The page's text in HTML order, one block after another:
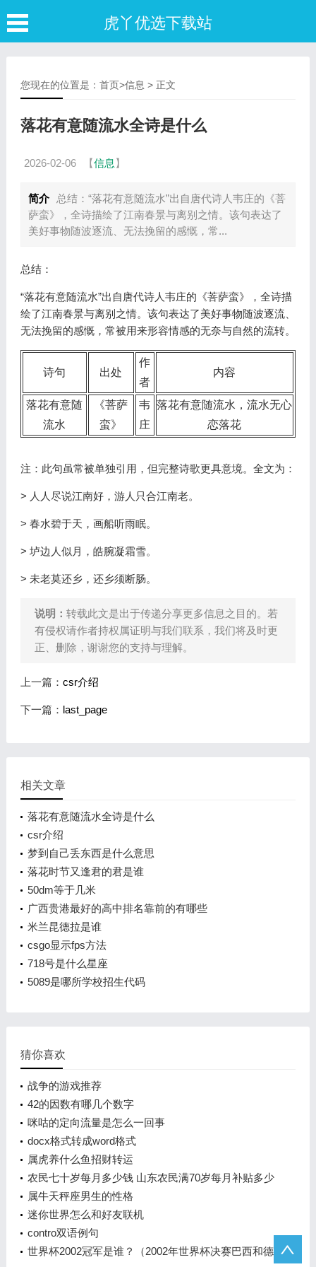
虎丫优选下载站
您现在的位置是： 首页>信息 > 正文
落花有意随流水全诗是什么
2026-02-06 【信息 】
简介
总结：“落花有意随流水”出自唐代诗人韦庄的《菩
萨蛮》，全诗描绘了江南春景与离别之情。该句表达了
美好事物随波逐流、无法挽留的感慨，常...
总结：
“落花有意随流水”出自唐代诗人韦庄的《菩萨蛮》，全诗描
绘了江南春景与离别之情。该句表达了美好事物随波逐流、
无法挽留的感慨，常被用来形容情感的无奈与自然的流转。
诗句 出处
作
者
内容
落花有意随
流水
《菩萨
蛮》
韦
庄
落花有意随流水，流水无心
恋落花
注：此句虽常被单独引用，但完整诗歌更具意境。全文为：
> 人人尽说江南好，游人只合江南老。
> 春水碧于天，画船听雨眠。
> 垆边人似月，皓腕凝霜雪。
> 未老莫还乡，还乡须断肠。
说明： 转载此文是出于传递分享更多信息之目的。若
有侵权请作者持权属证明与我们联系，我们将及时更
正、删除，谢谢您的支持与理解。
上一篇： csr介绍
下一篇： last_page
相关文章
落花有意随流水全诗是什么
csr介绍
梦到自己丢东西是什么意思
落花时节又逢君的君是谁
50dm等于几米
广西贵港最好的高中排名靠前的有哪些
米兰昆德拉是谁
csgo显示fps方法
718号是什么星座
5089是哪所学校招生代码
猜你喜欢
战争的游戏推荐
42的因数有哪几个数字
咪咕的定向流量是怎么一回事
docx格式转成word格式
属虎养什么鱼招财转运
农民七十岁每月多少钱 山东农民满70岁每月补贴多少
属牛天秤座男生的性格
迷你世界怎么和好友联机
contro双语例句
世界杯2002冠军是谁？（2002年世界杯决赛巴西和德